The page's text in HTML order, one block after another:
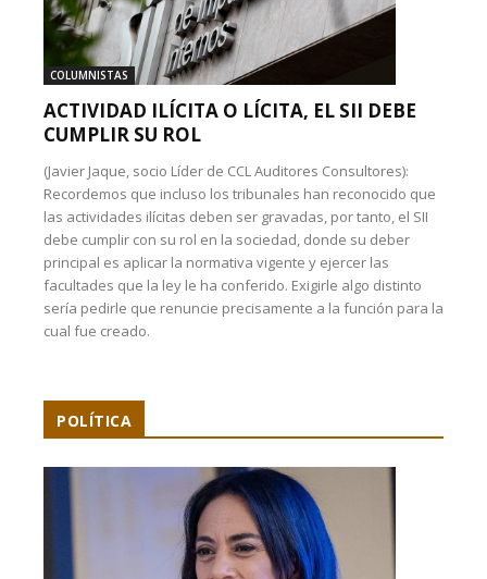
COLUMNISTAS
ACTIVIDAD ILÍCITA O LÍCITA, EL SII DEBE
CUMPLIR SU ROL
(Javier Jaque, socio Líder de CCL Auditores Consultores):
Recordemos que incluso los tribunales han reconocido que
las actividades ilícitas deben ser gravadas, por tanto, el SII
debe cumplir con su rol en la sociedad, donde su deber
principal es aplicar la normativa vigente y ejercer las
facultades que la ley le ha conferido. Exigirle algo distinto
sería pedirle que renuncie precisamente a la función para la
cual fue creado.
POLÍTICA